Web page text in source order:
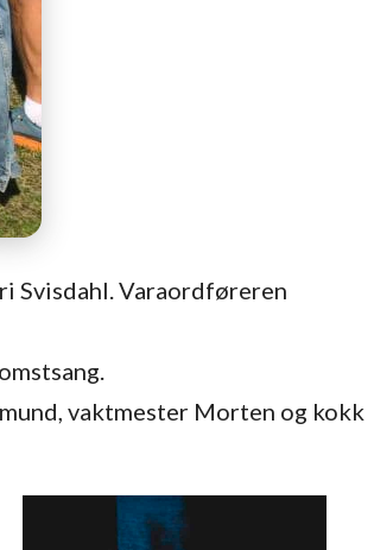
Svisdahl. Varaordføreren
vaktmester Morten og kokk